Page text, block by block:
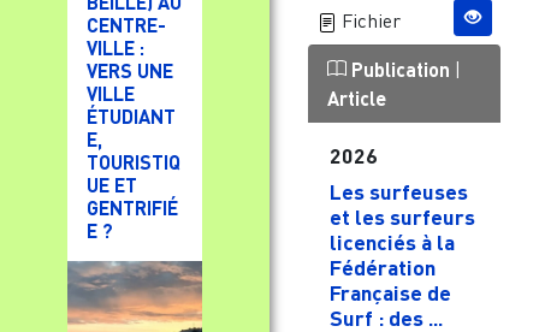
CENTRE-
VILLE :
VERS UNE
VILLE
ÉTUDIANT
E,
TOURISTIQ
UE ET
GENTRIFIÉ
E ?
Fichier
Publication |
Article
2026
Les surfeuses
et les surfeurs
licenciés à la
Fédération
Française de
Surf : des ...